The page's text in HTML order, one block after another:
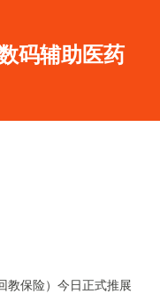
码辅助医药
教保险）今日正式推展